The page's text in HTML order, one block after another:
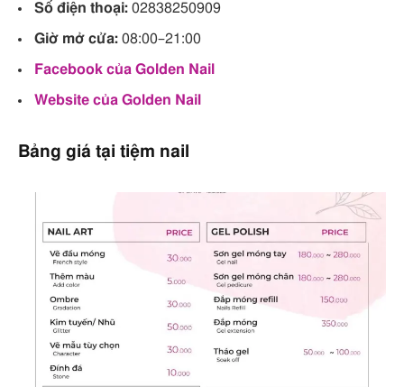
Số điện thoại: 02838250909
Giờ mở cửa: 08:00–21:00
Facebook của Golden Nail
Website của Golden Nail
Bảng giá tại tiệm nail